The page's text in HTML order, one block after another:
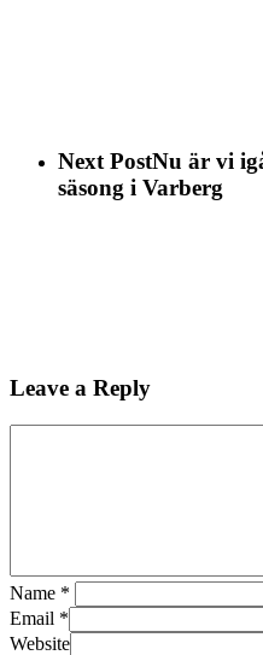
Next PostNu är vi
säsong i Varberg
Leave a Reply
Name *
Email *
Website